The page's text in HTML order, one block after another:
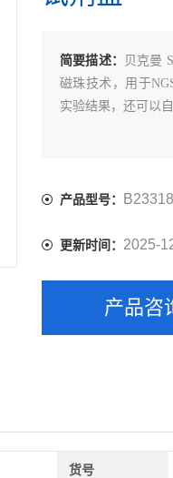
简要描述：
贝克曼
磁珠技术，用于
实验结果，还可以
产品型号： B23318
更新时间： 2025-
产品咨
货号